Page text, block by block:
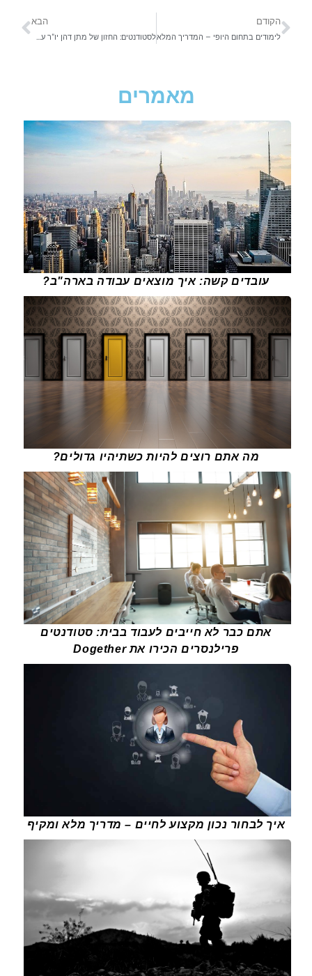
הקודם
לימודים בתחום היופי – המדריך המלא
הבא
לסטודנטים: החזון של מתן דהן יו"ר עמותת איילים
מאמרים
עובדים קשה: איך מוצאים עבודה בארה"ב?
מה אתם רוצים להיות כשתיהיו גדולים?
אתם כבר לא חייבים לעבוד בבית: סטודנטים
פרילנסרים הכירו את Dogether
איך לבחור נכון מקצוע לחיים – מדריך מלא ומקיף